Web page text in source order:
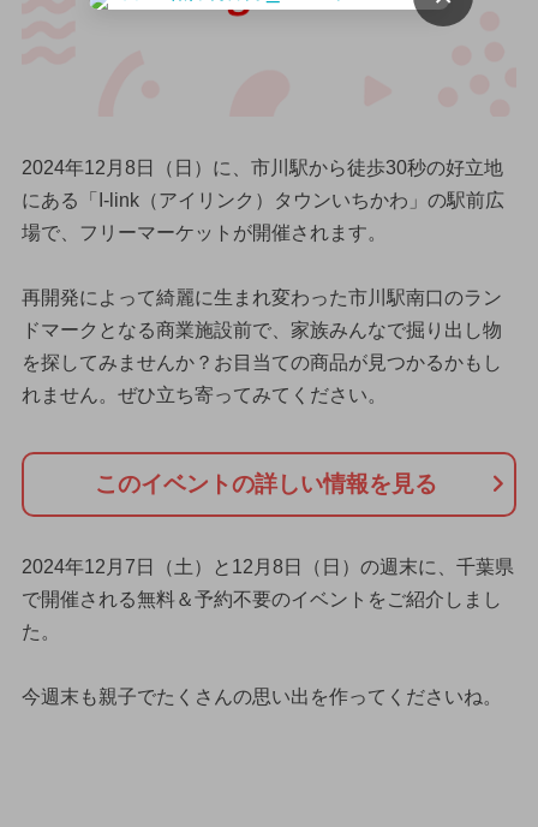
2024年12月8日（日）に、市川駅から徒歩30秒の好立地
にある「I-link（アイリンク）タウンいちかわ」の駅前広
場で、フリーマーケットが開催されます。
再開発によって綺麗に生まれ変わった市川駅南口のラン
ドマークとなる商業施設前で、家族みんなで掘り出し物
を探してみませんか？お目当ての商品が見つかるかもし
れません。ぜひ立ち寄ってみてください。
このイベントの詳しい情報を見る
2024年12月7日（土）と12月8日（日）の週末に、千葉県
で開催される無料＆予約不要のイベントをご紹介しまし
た。
今週末も親子でたくさんの思い出を作ってくださいね。